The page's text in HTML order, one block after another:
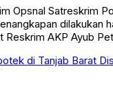
Opsnal Satreskrim
AKP Ayub